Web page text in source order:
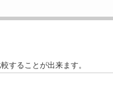
することが出来ます。